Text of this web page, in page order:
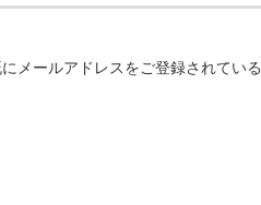
メールアドレスをご登録されている